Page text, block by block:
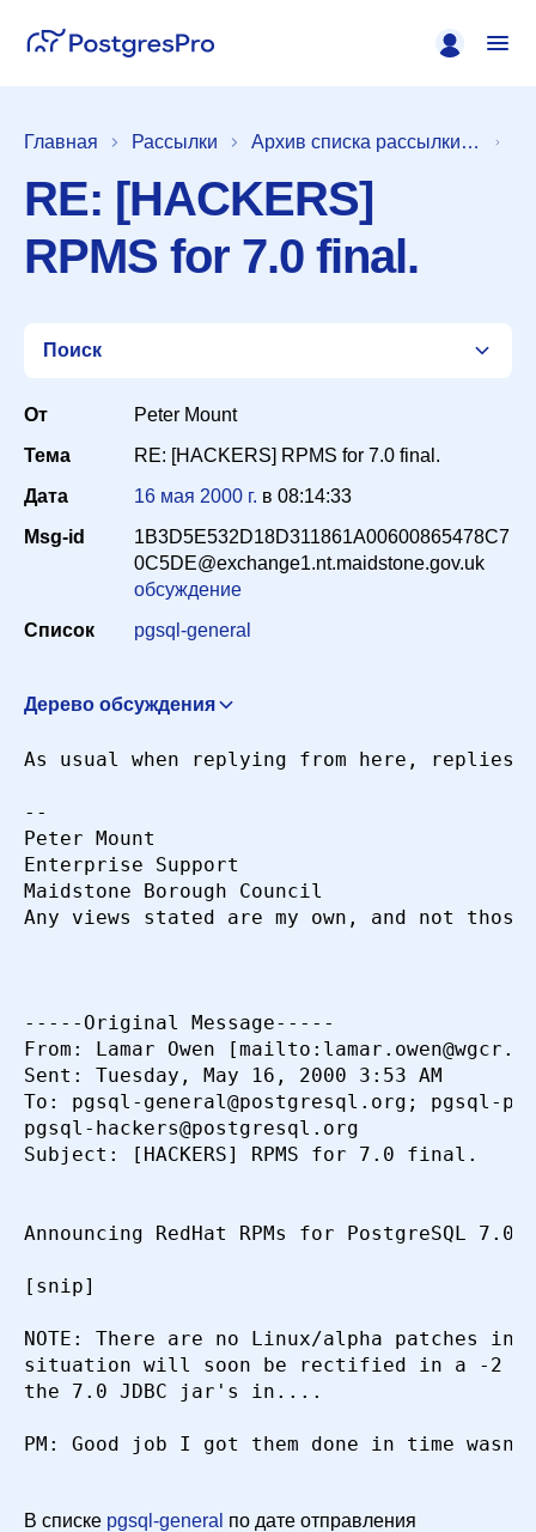
Главная Рассылки Архив списка рассылки [pgsql-general]
RE: [HACKERS]
RPMS for 7.0 final.
Поиск
Период
Сортировка
От
Peter Mount
Тема
RE: [HACKERS] RPMS for 7.0 final.
Дата
16 мая 2000 г. в 08:14:33
Msg-id
1B3D5E532D18D311861A00600865478C7
0C5DE@exchange1.nt.maidstone.gov.uk
обсуждение
Список
pgsql-general
Дерево обсуждения
<lamar.owen@wgcr.org> 16 мая 2000 г. в 08:22:28
As usual when replying from here, replies
--
Peter Mount
Enterprise Support
Maidstone Borough Council
Any views stated are my own, and not
-----Original Message-----
From: Lamar Owen
Sent: Tuesday, May 16, 2000 3:53 AM
To: pgsql-general@postgresql.org; pgsql-
pgsql-hackers@postgresql.org
Subject: [HACKERS] RPMS for 7.0 final.
Announcing RedHat RPMs for PostgreSQL 7.0
[snip]
NOTE: There are no Linux/alpha patches in
situation will soon be rectified in a -2
the 7.0 JDBC jar's in....
PM: Good job I got them done in time
В списке pgsql-general по дате отправления